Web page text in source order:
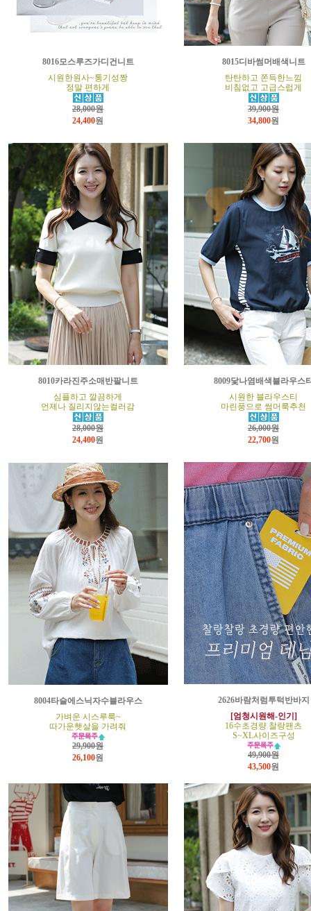
8016모스루즈가디건니트
시원한원사~통기성짱
정말 편하게
28,000원
24,400원
8015디바썸머배색니트
탄탄하고 쫀득한느낌
비침없고 고급스럽게
39,900원
34,800원
8010카라진주소매반팔니트
심플하고 깔끔하게
언제나 질리지않는컬러감
28,000원
24,400원
8009닻나염배색블라우스
시원한 블라우스티
마린풍으로 썸머룩추천
26,000원
22,700원
8004타슬에스닉자수블라우스
가벼운 시스루룩~
따가운햇살을 가려줘
29,900원
26,100원
2626바람처럼투턱반바지
[엄청시원해-인기]
16수초경량 찰랑팬츠
S~XL사이즈구성
49,900원
43,500원